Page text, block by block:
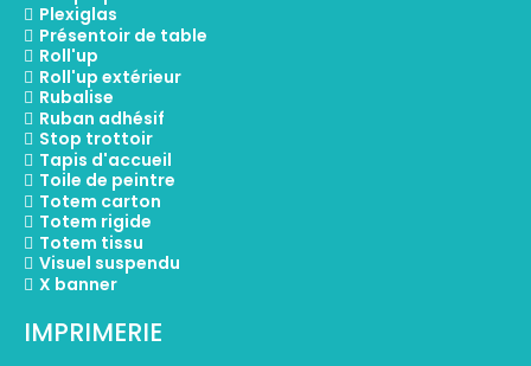
Plexiglas
Présentoir de table
Roll'up
Roll'up extérieur
Rubalise
Ruban adhésif
Stop trottoir
Tapis d'accueil
Toile de peintre
Totem carton
Totem rigide
Totem tissu
Visuel suspendu
X banner
IMPRIMERIE